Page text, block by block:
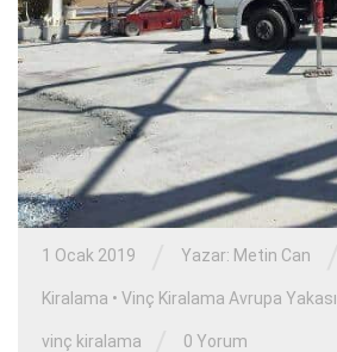
1 Ocak 2019 Yazar: Metin Can
Kiralama • Vinç Kiralama Avrupa Yakası
vinç kiralama 0 Yorum